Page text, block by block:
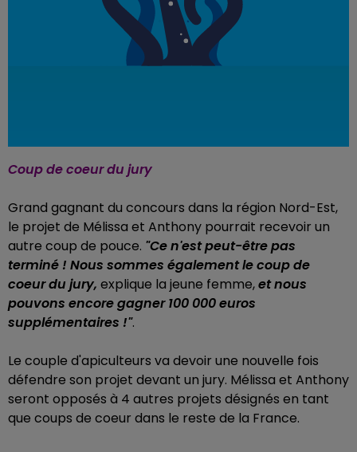
Coup de coeur du jury
Grand gagnant du concours dans la région Nord-Est,
le projet de Mélissa et Anthony pourrait recevoir un
autre coup de pouce. "Ce n'est peut-être pas
terminé ! Nous sommes également le coup de
coeur du jury, explique la jeune femme,et nous
pouvons encore gagner 100 000 euros
supplémentaires !".
Le couple d'apiculteurs va devoir une nouvelle fois
défendre son projet devant un jury. Mélissa et Anthony
seront opposés à 4 autres projets désignés en tant
que coups de coeur dans le reste de la France.